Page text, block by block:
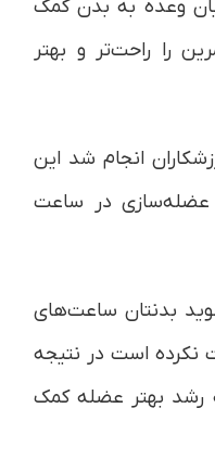
وعده به بدن کمک
را راحت‌تر و بهتر
انجام شد این
در ساعت
بدنتان ساعت‌های
نکرده است در نتیجه
رشد بهتر عضله کمک